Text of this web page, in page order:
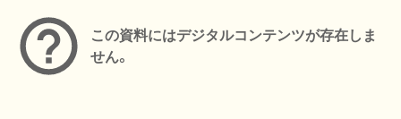
この資料にはデジタルコンテンツが存在しま
せん。